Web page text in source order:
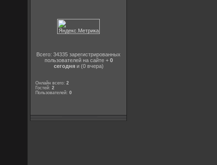
Всего: 34335 зарегистрированных
пользователей на сайте + 0
сегодняи (0 вчера)
Онлайн всего:2
Гостей:2
Пользователей:0